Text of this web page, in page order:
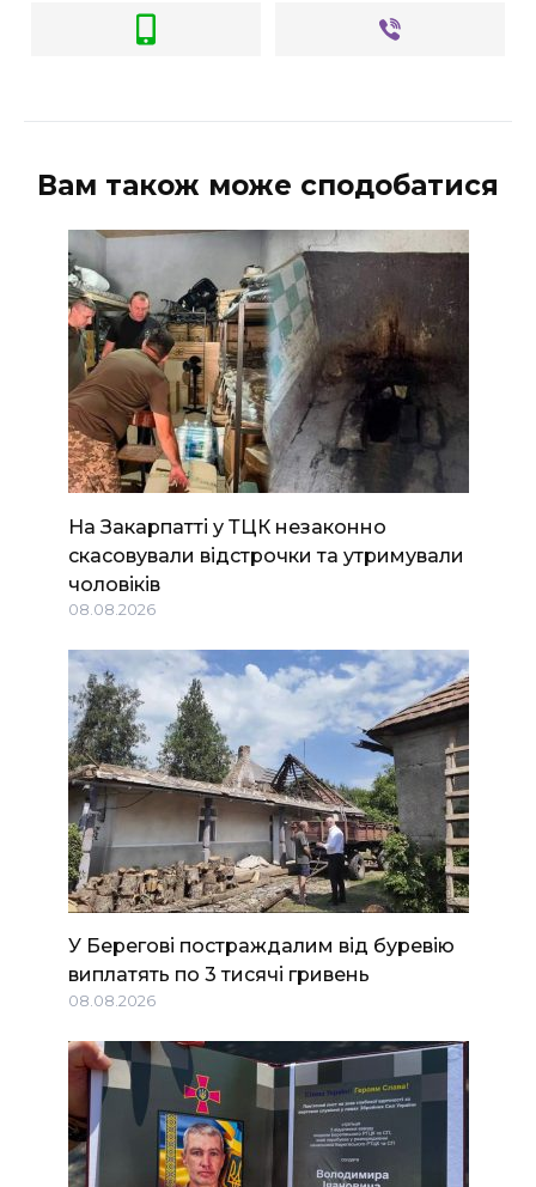
Вам також може сподобатися
На Закарпатті у ТЦК незаконно
скасовували відстрочки та утримували
чоловіків
08.08.2026
У Берегові постраждалим від буревію
виплатять по 3 тисячі гривень
08.08.2026